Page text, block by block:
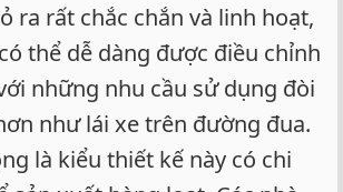
ra rất chắc chắn và linh hoạt,
thể dễ dàng được điều chỉnh
những nhu cầu sử dụng đòi
như lái xe trên đường đua.
là kiểu thiết kế này có chi